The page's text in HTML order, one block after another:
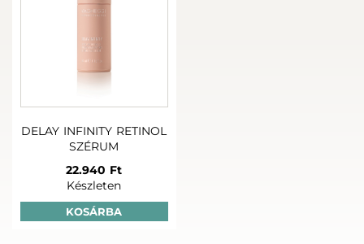
DELAY INFINITY RETINOL
SZÉRUM
22.940 Ft
Készleten
KOSÁRBA